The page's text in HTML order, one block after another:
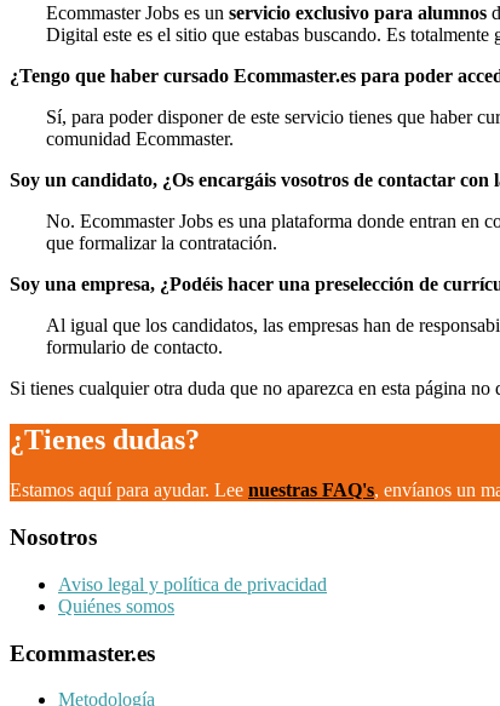
Ecommaster Jobs es un servicio exclusivo para alumnos
Digital este es el sitio que estabas buscando. Es
¿Tengo que haber cursado Ecommaster.es para poder
Sí, para poder disponer de este servicio tienes que haber
comunidad Ecommaster.
Soy un candidato, ¿Os encargáis vosotros de contactar
No. Ecommaster Jobs es una plataforma donde entran en
que formalizar la contratación.
Soy una empresa, ¿Podéis hacer una preselección de
Al igual que los candidatos, las empresas han de
formulario de contacto.
Si tienes cualquier otra duda que no aparezca en esta página no
¿Tienes dudas?
Estamos aquí para ayudar. Lee nuestras FAQ's, envíanos un
Nosotros
Aviso legal y política de privacidad
Quiénes somos
Ecommaster.es
Metodología